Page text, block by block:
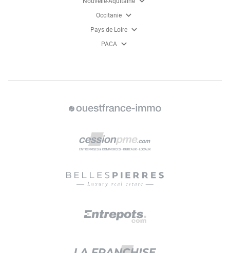
Occitanie expand_more
Pays de Loire expand_more
PACA expand_more